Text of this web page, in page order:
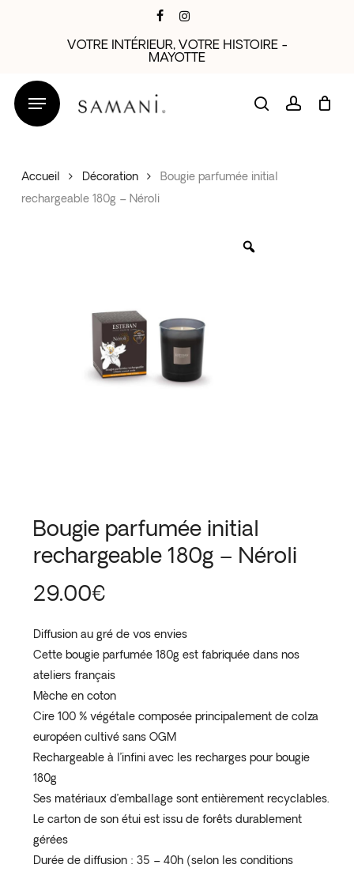
VOTRE INTÉRIEUR, VOTRE HISTOIRE -
MAYOTTE
searchaccount
Accueil Décoration
Bougie parfumée initial
rechargeable 180g – Néroli
Bougie parfumée initial
rechargeable 180g – Néroli
29.00€
Diffusion au gré de vos envies
Cette bougie parfumée 180g est fabriquée dans nos
ateliers français
Mèche en coton
Cire 100 % végétale composée principalement de colza
européen cultivé sans OGM
Rechargeable à l’infini avec les recharges pour bougie
180g
Ses matériaux d’emballage sont entièrement recyclables.
Le carton de son étui est issu de forêts durablement
gérées
Durée de diffusion : 35 – 40h (selon les conditions